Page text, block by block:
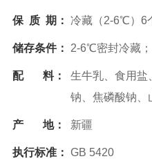
保 质 期： 冷藏（2-6℃）6
储存条件： 2-6℃密封冷藏
配 料：
生牛乳、食用盐
钠、焦磷酸钠、
产 地： 新疆
执行标准： GB 5420